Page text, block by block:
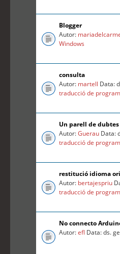
Blogger
Autor:
Windows
consulta
Autor: martell Data:
traducció de
Un parell de dubtes
Autor:Guerau Data:
traducció de
restitució idioma
Autor: bertajespriu
traducció de
No connecto
Autor:efl Data: ds.